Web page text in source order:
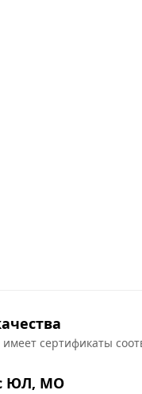
сертификаты
ЮЛ, МО